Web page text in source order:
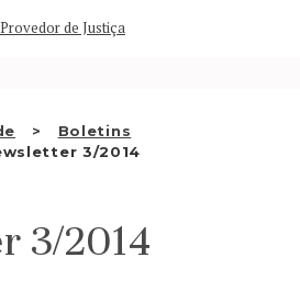
Boletins
3/2014
E OUTRAS
QUEIXA
3/2014